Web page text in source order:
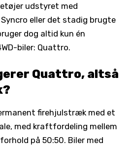
udstyret med
eller det stadig brugte
dog altid kun én
biler: Quattro.
Quattro, altså
firehjulstræk med et
med kraftfordeling mellem
på 50:50. Biler med